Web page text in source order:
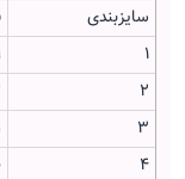
سایزبندی
1
2
3
4